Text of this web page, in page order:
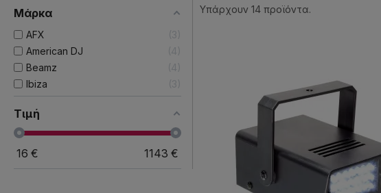
Μάρκα
AFX
3
American DJ
4
Beamz
4
Ibiza
3
Τιμή
16 € 1143 €
Υπάρχουν 14 προϊόντα.